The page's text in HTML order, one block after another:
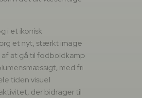
i et ikonisk
et nyt, stærkt image
at gå til fodboldkamp
med fri
tiden visuel
der bidrager til